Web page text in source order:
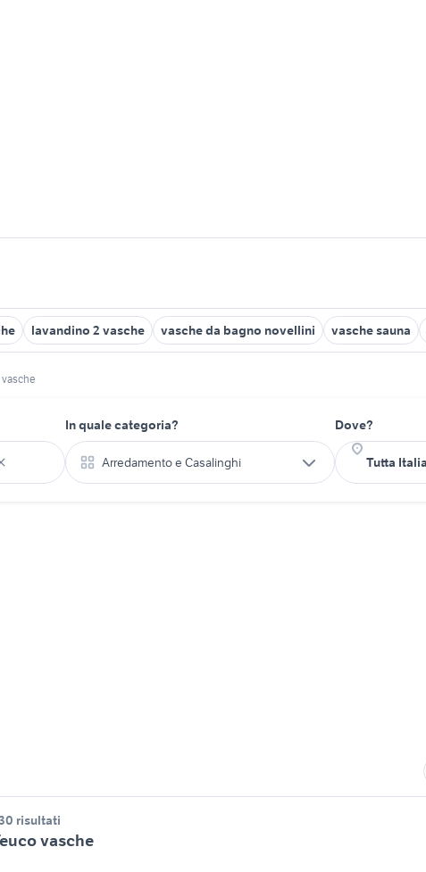
lavandino 2 vasche vasche da bagno novellini vasche sauna
In quale categoria?
Arredamento e Casalinghi
Dove?
risultati
vasche